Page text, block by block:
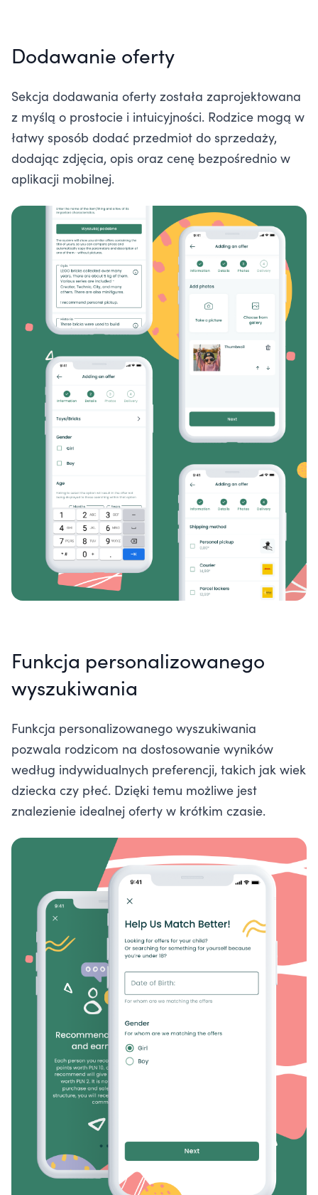
Dodawanie oferty
Sekcja dodawania oferty została zaprojektowana
z myślą o prostocie i intuicyjności. Rodzice mogą w
łatwy sposób dodać przedmiot do sprzedaży,
dodając zdjęcia, opis oraz cenę bezpośrednio w
aplikacji mobilnej.
Funkcja personalizowanego
wyszukiwania
Funkcja personalizowanego wyszukiwania
pozwala rodzicom na dostosowanie wyników
według indywidualnych preferencji, takich jak wiek
dziecka czy płeć. Dzięki temu możliwe jest
znalezienie idealnej oferty w krótkim czasie.